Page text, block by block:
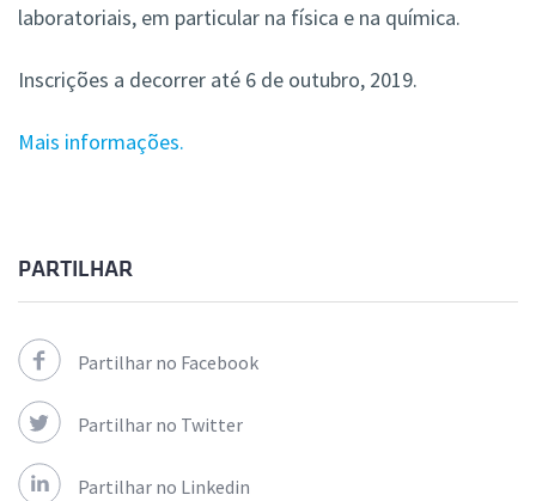
laboratoriais, em particular na física e na química.
Inscrições a decorrer até 6 de outubro, 2019.
Mais informações.
PARTILHAR
Partilhar no Facebook
Partilhar no Twitter
Partilhar no Linkedin